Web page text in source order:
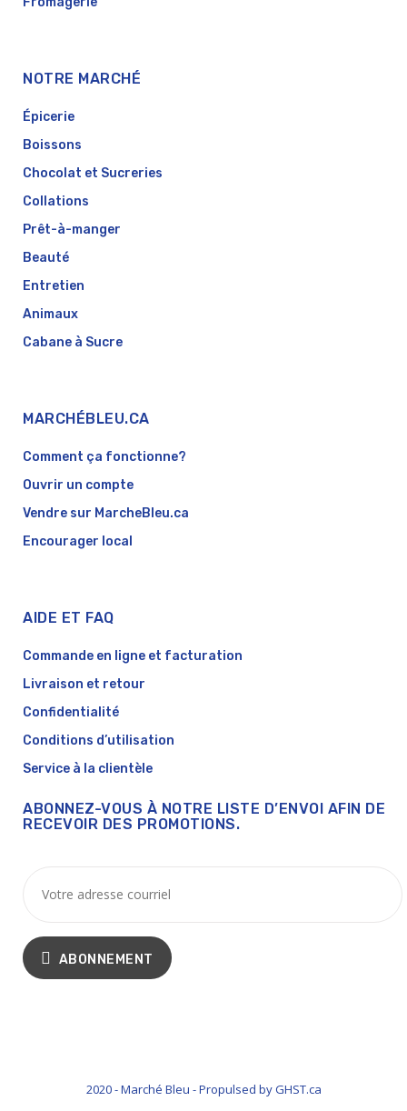
NOTRE MARCHÉ
Épicerie
Boissons
Chocolat et Sucreries
Collations
Prêt-à-manger
Beauté
Entretien
Animaux
Cabane à Sucre
MARCHÉBLEU.CA
Comment ça fonctionne?
Ouvrir un compte
Vendre sur MarcheBleu.ca
Encourager local
AIDE ET FAQ
Commande en ligne et facturation
Livraison et retour
Confidentialité
Conditions d’utilisation
Service à la clientèle
ABONNEZ-VOUS À NOTRE LISTE D’ENVOI AFIN DE
RECEVOIR DES PROMOTIONS.
ABONNEMENT
2020 - Marché Bleu - Propulsed by GHST.ca